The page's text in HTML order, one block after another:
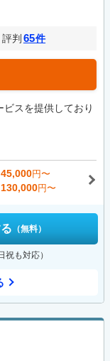
判 65件
スを提供しており
45,000円〜
130,000円〜
（無料）
も対応）